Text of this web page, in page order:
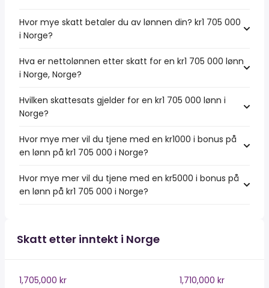
Hvor mye skatt betaler du av lønnen din? kr1 705 000
i Norge?
Hva er nettolønnen etter skatt for en kr1 705 000 lønn
i Norge, Norge?
Hvilken skattesats gjelder for en kr1 705 000 lønn i
Norge?
Hvor mye mer vil du tjene med en kr1000 i bonus på
en lønn på kr1 705 000 i Norge?
Hvor mye mer vil du tjene med en kr5000 i bonus på
en lønn på kr1 705 000 i Norge?
Skatt etter inntekt i Norge
1,705,000 kr
1,710,000 kr